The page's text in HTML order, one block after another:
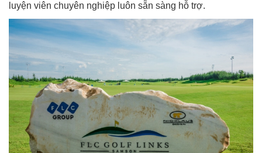
luyện viên chuyên nghiệp luôn sẵn sàng hỗ trợ.